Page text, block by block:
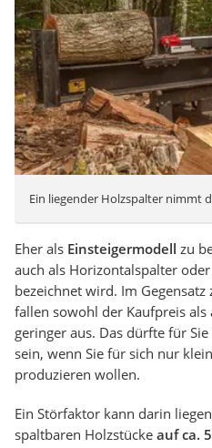
Ein liegender Holzspalter nimmt
Eher als Einsteigermodell zu
auch als Horizontalspalter
bezeichnet wird. Im
fallen sowohl der Kaufpreis als
geringer aus. Das dürfte für
sein, wenn Sie für sich nur
produzieren wollen.
Ein Störfaktor kann darin
spaltbaren Holzstücke auf ca.